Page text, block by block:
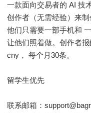
一款面向交易者的 AI 技
创作者（无需经验）来
他们只需要一部手机和
让他们照着做。创作者
cny， 每个月30条。
留学生优先
联系邮箱：